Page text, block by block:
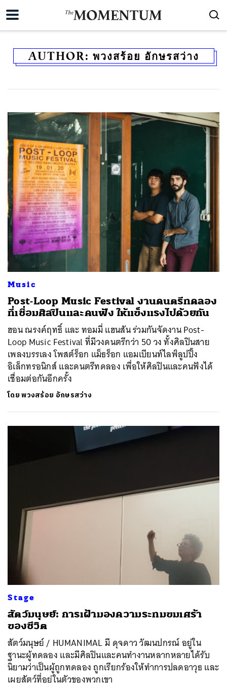
AUTHOR: พวงสร้อย อักษรสว่าง
Music
Post-Loop Music Festival งานดนตรีทดลอง
ที่เชื่อมศิลปินและคนฟัง ให้แข็งแรงไปด้วยกัน
ฮอน ณรงค์ฤทธิ์ และ ทอมมี่ แฮนสัน ร่วมกันจัดงาน Post-
Loop Music Festival ที่มีวงดนตรีกว่า 50 วง ทั้งศิลปินสาย
เพลงบรรเลง โพสต์ร็อก แม็ธร็อก แอมเบียนท์ไลฟ์ลูปปิ้ง
อิเล็กทรอนิกส์ และดนตรีทดลอง เพื่อให้ศิลปินและคนฟังได้
เชื่อมต่อกันอีกครั้ง
โดยพวงสร้อย อักษรสว่าง
Stage
สัตว์มนุษย์: การเฝ้ามองความระทมขมเศร้า
ของชีวิต
สัตว์มนุษย์ / HUMANIMAL มี ดุจดาว วัฒนปกรณ์ อยู่ใน
ฐานะผู้ทดลอง และมีศิลปินและคนทำงานหลากหลายได้รับ
นิยามว่าเป็นผู้ถูกทดลอง ถูกเรียกร้องให้ทำการปลดอาวุธ และ
เผยสัตว์ที่อยู่ในตัวของพวกเขา
SHARE TWEET LINE EMAIL